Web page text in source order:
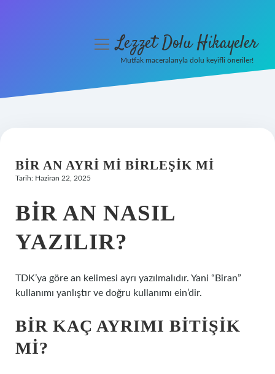
Hakkımızda
menüyüLezzet Dolu Hikayeler
Mutfak maceralarıyla dolu keyifli öneriler!
BIR AN AYRI MI BIRLEŞIK MI
Tarih: Haziran 22, 2025
BIR AN NASIL
YAZILIR?
TDK’ya göre an kelimesi ayrı yazılmalıdır. Yani “Biran”
kullanımı yanlıştır ve doğru kullanımı ein’dir.
BIR KAÇ AYRIMI BITIŞIK
MI?